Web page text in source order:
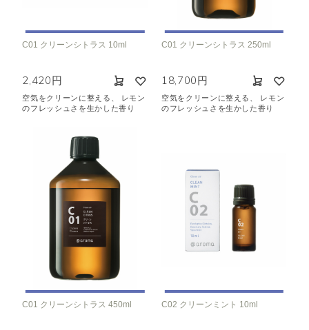
空気清浄･消臭 眠り
おもてなし
種類で絞り込む
シトラス
ラベンダー ウッド
ユーカリ エキゾチック
ヒノキ
C01 クリーンシトラス 10ml
2,420円
空気をクリーンに整える、 レモン
のフレッシュさを生かした香り
C01 クリーンシトラス 250ml
18,700円
空気をクリーンに整える、 レモン
のフレッシュさを生かした香り
C01 クリーンシトラス 450ml C02 クリーンミント 10ml